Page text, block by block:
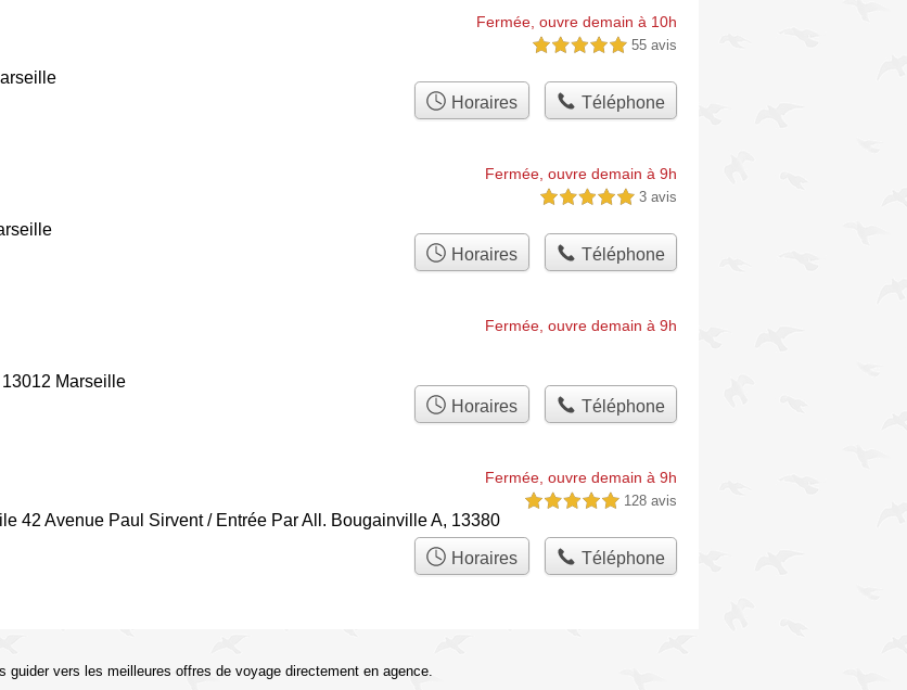
Fermée, ouvre demain à 10h
5,0 étoiles sur 5 55 avis
Horaires Téléphone
Fermée, ouvre demain à 9h
5,0 étoiles sur 5 3 avis
Horaires Téléphone
Marseille
Fermée, ouvre demain à 9h
Horaires Téléphone
42 Avenue Paul Sirvent / Entrée Par All. Bougainville A, 13380
Fermée, ouvre demain à 9h
5,0 étoiles sur 5 128 avis
Horaires Téléphone
guider vers les meilleures offres de voyage directement en agence.